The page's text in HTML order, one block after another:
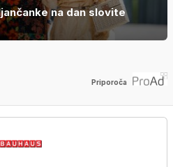
na dan slovite
Priporoča